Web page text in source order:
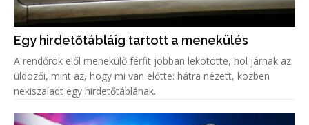
Egy hirdetőtábláig tartott a menekülés
A rendőrök elől menekülő férfit jobban lekötötte, hol járnak az
üldözői, mint az, hogy mi van előtte: hátra nézett, közben
nekiszaladt egy hirdetőtáblának.